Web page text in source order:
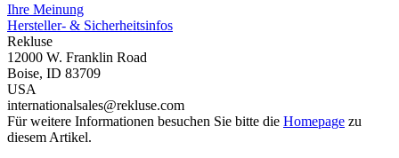
Ihre Meinung
Hersteller- & Sicherheitsinfos
Rekluse
12000 W. Franklin Road
Boise, ID 83709
USA
internationalsales@rekluse.com
Für weitere Informationen besuchen Sie bitte die Homepage zu
diesem Artikel.